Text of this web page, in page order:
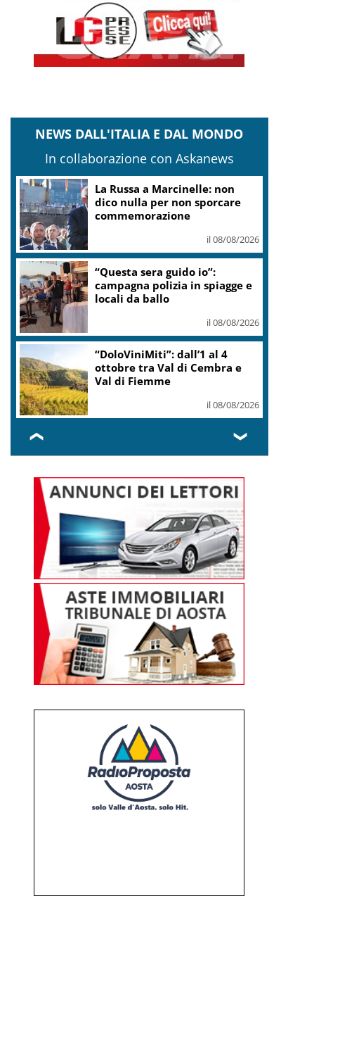
NEWS DALL'ITALIA E DAL MONDO
In collaborazione con Askanews
La Russa a Marcinelle: non
dico nulla per non sporcare
commemorazione
il 08/08/2026
“Questa sera guido io”:
campagna polizia in spiagge e
locali da ballo
il 08/08/2026
“DoloViniMiti”: dall’1 al 4
ottobre tra Val di Cembra e
Val di Fiemme
il 08/08/2026
❮ ❯